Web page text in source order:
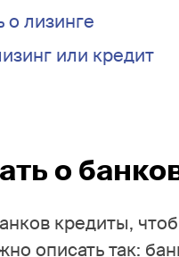
о лизинге
или кредит
о
кредиты,
описать так: